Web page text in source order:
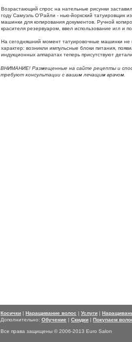
Возрастающий спрос на нательные рисунки
году Самуэль О'Райли - нью-йоркский татуировщик
машинки для копирования документов. Ручной
красителя резервуаром, ввел использование игл и
На сегодняшний момент татуировочные машинки не
характер: возникли импульсные блоки питания,
индукционных аппаратах теперь присутствуют
ВНИМАНИЕ! Размещенные на сайте рецепты и
требуют консультации с вашим лечащим врачом.
Косички | Наращивание волос | Услуги |
Дополнительно: Обучение | Скидки | Покупаем
Все права защищены © 2006-2013 Euro Salon